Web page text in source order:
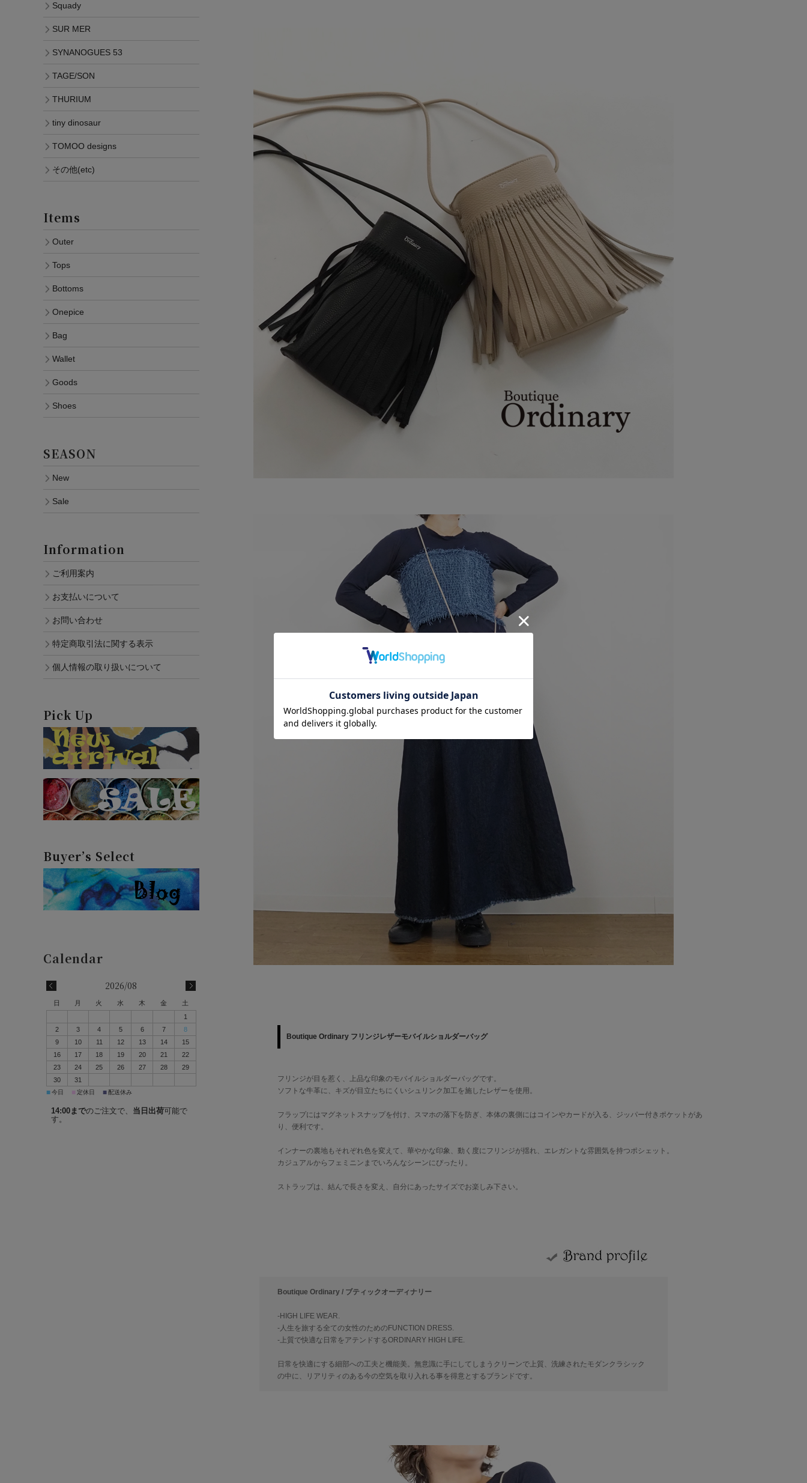
REN
sosotto
SYNANOGUE
S 53
TAGE/SON
Boutique Ordinary フリンジレザーモバイルショルダーバッグ
フリンジが目を惹く、上品な印象のモバイルショルダーバッグです。
ソフトな牛革に、キズが目立たちにくいシュリンク加工を施したレザーを使用。
フラップにはマグネットスナップを付け、スマホの落下を防ぎ、本体の裏側にはコインやカードが入る、ジッパー付きポケットがあ
り、便利です。
インナーの裏地もそれぞれ色を変えて、華やかな印象、動く度にフリンジが揺れ、エレガントな雰囲気を持つポシェット。
カジュアルからフェミニンまでいろんなシーンにぴったり。
ストラップは、結んで長さを変え、自分にあったサイズでお楽しみ下さい。
Boutique Ordinary / ブティックオーディナリー
-HIGH LIFE WEAR.
-人生を旅する全ての女性のためのFUNCTION DRESS.
-上質で快適な日常をアテンドするORDINARY HIGH LIFE.
日常を快適にする細部への工夫と機能美。無意識に手にしてしまうクリーンで上質、洗練されたモダンクラシック
の中に、リアリティのある今の空気を取り入れる事を得意とするブランドです。
Squady
SUR MER
SYNANOGUES 53
TAGE/SON
THURIUM
tiny dinosaur
TOMOO designs
その他(etc)
Items
Outer
Tops
Bottoms
Onepice
Bag
Wallet
Goods
Shoes
SEASON
New
Sale
Information
ご利用案内
お支払いについて
お問い合わせ
特定商取引法に関する表示
個人情報の取り扱いについて
Pick Up
Buyer’s Select
2026/08
日 月 火 水 木 金
土
1
2
3 4 5 6 7
8
9
10 11 12 13 14
15
16
17 18 19 20 21
22
23
24 25 26 27 28
29
30
31
■今日 ■ 定休日 ■配送休み
14:00までのご注文で、 当日出荷可能で
す。